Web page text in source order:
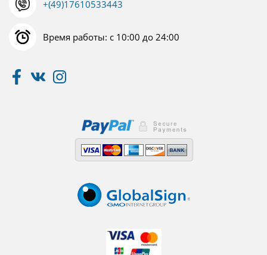
+(49)17610533443
Время работы: с 10:00 до 24:00